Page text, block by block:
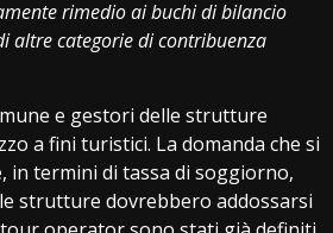
rimedio ai buchi di bilancio
altre categorie di contribuenza
e gestori delle strutture
a fini turistici. La domanda che si
in termini di tassa di soggiorno,
strutture dovrebbero addossarsi